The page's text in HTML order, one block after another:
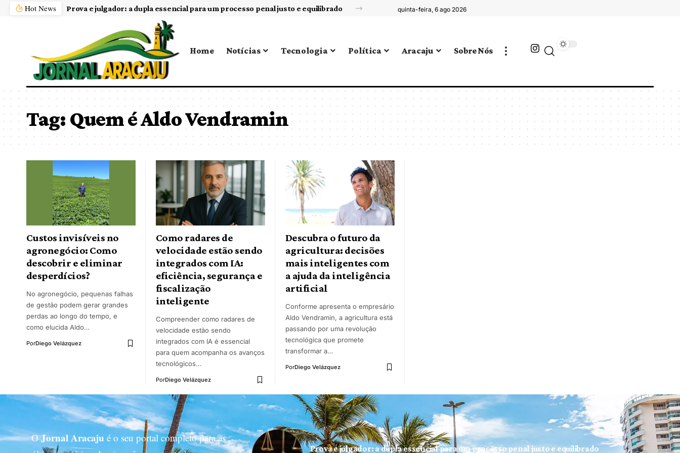
Hot News Prova e julgador: a dupla essencial para um processo penal justo e equilibrado quinta-feira, 6 ago 2026
Home Notícias Tecnologia Política Aracaju Sobre Nós
Tag: Quem é Aldo Vendramin
Custos invisíveis no
agronegócio: Como
descobrir e eliminar
desperdícios?
No agronegócio, pequenas falhas
de gestão podem gerar grandes
perdas ao longo do tempo, e
como elucida Aldo…
PorDiego Velázquez
Como radares de
velocidade estão sendo
integrados com IA:
eficiência, segurança e
fiscalização
inteligente
Compreender como radares de
velocidade estão sendo
integrados com IA é essencial
para quem acompanha os avanços
tecnológicos…
PorDiego Velázquez
Descubra o futuro da
agricultura: decisões
mais inteligentes com
a ajuda da inteligência
artificial
Conforme apresenta o empresário
Aldo Vendramin, a agricultura está
passando por uma revolução
tecnológica que promete
transformar a…
PorDiego Velázquez
OJornal Aracaju é o seu portal completo para as
Prova e julgador: a dupla essencial para um processo penal justo e equilibrado